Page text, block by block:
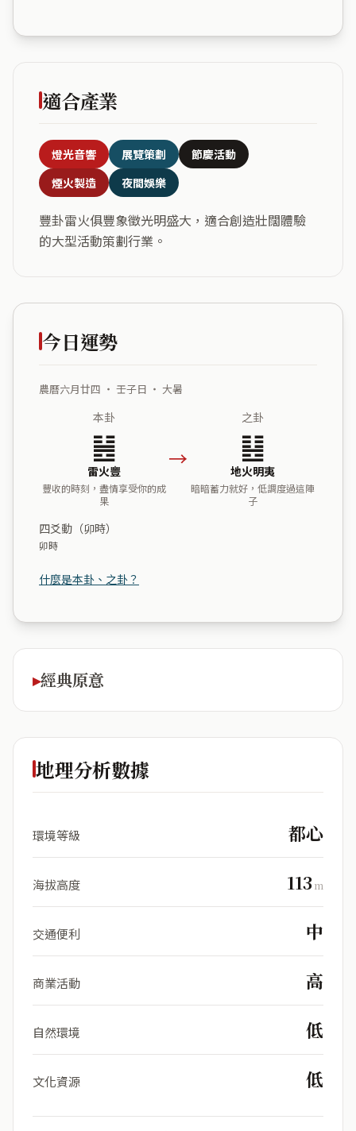
適合產業
燈光音響 展覽策劃
節慶活動
煙火製造
夜間娛樂
豐卦雷火俱豐象徵光明盛大，適合創造壯闊體驗
的大型活動策劃行業。
今日運勢
農曆六月廿四 ・ 壬子日 ・ 大暑
本卦
䷶
雷火豐
豐收的時刻，盡情享受你的成
果
→
之卦
䷣
地火明夷
暗暗蓄力就好，低調度過這陣
子
四爻動（卯時）
卯時
什麼是本卦、之卦？
經典原意
地理分析數據
環境等級 都心
海拔高度 113m
交通便利 中
商業活動 高
自然環境 低
文化資源 低